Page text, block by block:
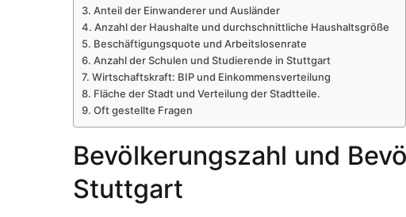
Anteil der Einwanderer und Ausländer
Anzahl der Haushalte und durchschnittliche Haushaltsgröße
Beschäftigungsquote und Arbeitslosenrate
Anzahl der Schulen und Studierende in Stuttgart
Wirtschaftskraft: BIP und Einkommensverteilung
Fläche der Stadt und Verteilung der Stadtteile.
Oft gestellte Fragen
Bevölkerungszahl und
Stuttgart